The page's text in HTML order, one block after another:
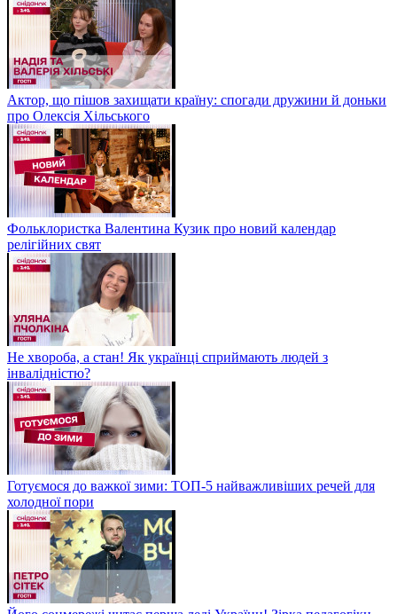
Актор, що пішов захищати країну: спогади дружини й доньки
про Олексія Хільського
Фольклористка Валентина Кузик про новий календар
релігійних свят
Не хвороба, а стан! Як українці сприймають людей з
інвалідністю?
Готуємося до важкої зими: ТОП-5 найважливіших речей для
холодної пори